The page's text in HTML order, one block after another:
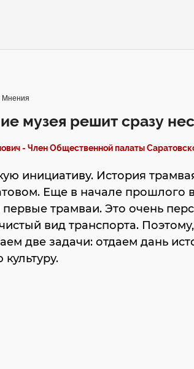
Мнения
музея решит сразу
- Член Общественной палаты
инициативу. История
Еще в начале прошлого
первые трамваи. Это очень
вид транспорта.
две задачи: отдаем дань